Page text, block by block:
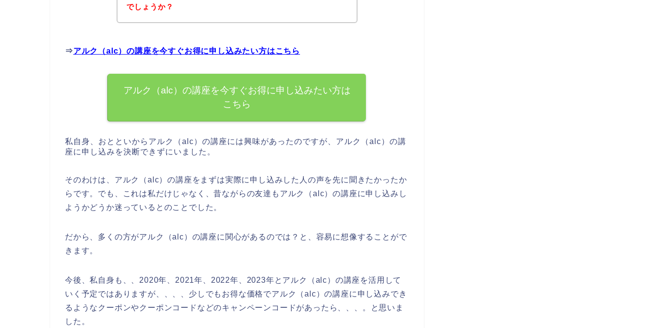
でしょうか？
⇒アルク（alc）の講座を今すぐお得に申し込みたい方はこちら
アルク（alc）の講座を今すぐお得に申し込みたい方は
こちら
私自身、おとといからアルク（alc）の講座には興味があったのですが、アルク（alc）の講
座に申し込みを決断できずにいました。
そのわけは、アルク（alc）の講座をまずは実際に申し込みした人の声を先に聞きたかったか
らです。でも、これは私だけじゃなく、昔ながらの友達もアルク（alc）の講座に申し込みし
ようかどうか迷っているとのことでした。
だから、多くの方がアルク（alc）の講座に関心があるのでは？と、容易に想像することがで
きます。
今後、私自身も、、2020年、2021年、2022年、2023年とアルク（alc）の講座を活用して
いく予定ではありますが、、、、少しでもお得な価格でアルク（alc）の講座に申し込みでき
るようなクーポンやクーポンコードなどのキャンペーンコードがあったら、、、。と思いま
した。